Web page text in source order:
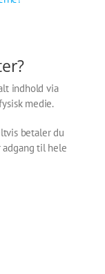
indhold via
medie.
betaler du
til hele